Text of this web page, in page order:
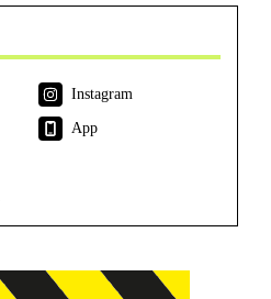
Instagram
App